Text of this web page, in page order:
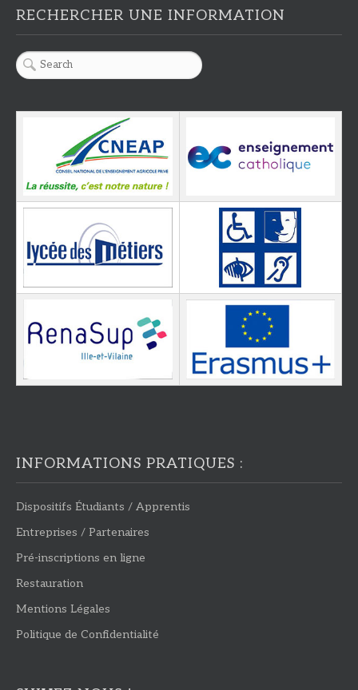
RECHERCHER UNE INFORMATION
INFORMATIONS PRATIQUES :
Dispositifs Étudiants / Apprentis
Entreprises / Partenaires
Pré-inscriptions en ligne
Restauration
Mentions Légales
Politique de Confidentialité